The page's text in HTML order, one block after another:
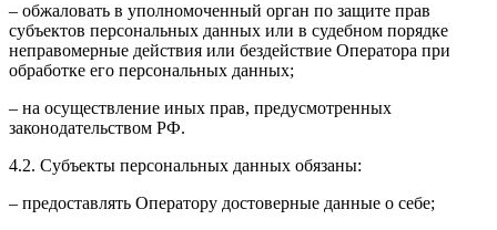
– обжаловать в уполномоченный орган по защите прав
субъектов персональных данных или в судебном порядке
неправомерные действия или бездействие Оператора при
обработке его персональных данных;
– на осуществление иных прав, предусмотренных
законодательством РФ.
4.2. Субъекты персональных данных обязаны:
– предоставлять Оператору достоверные данные о себе;